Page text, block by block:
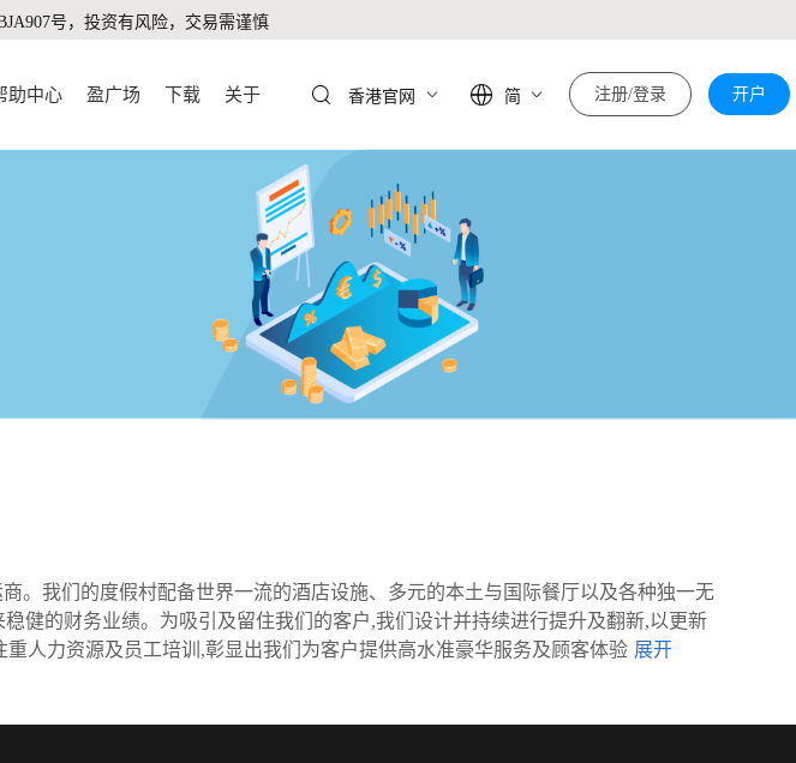
号，投资有风险，交易需谨慎
助中心 盈广场 下载 关于 香港官网 简 注册/登录 开户
。我们的度假村配备世界一流的酒店设施、多元的本土与国际餐厅以及各种独一无
健的财务业绩。为吸引及留住我们的客户,我们设计并持续进行提升及翻新,以更新
人力资源及员工培训,彰显出我们为客户提供高水准豪华服务及顾客体验